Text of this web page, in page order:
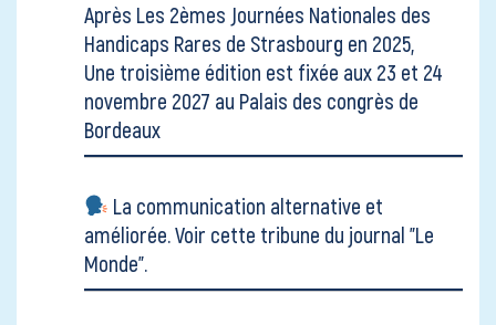
Après Les 2èmes Journées Nationales des
Handicaps Rares de Strasbourg en 2025,
Une troisième édition est fixée aux 23 et 24
novembre 2027 au Palais des congrès de
Bordeaux
La communication alternative et
améliorée. Voir cette tribune du journal "Le
Monde".